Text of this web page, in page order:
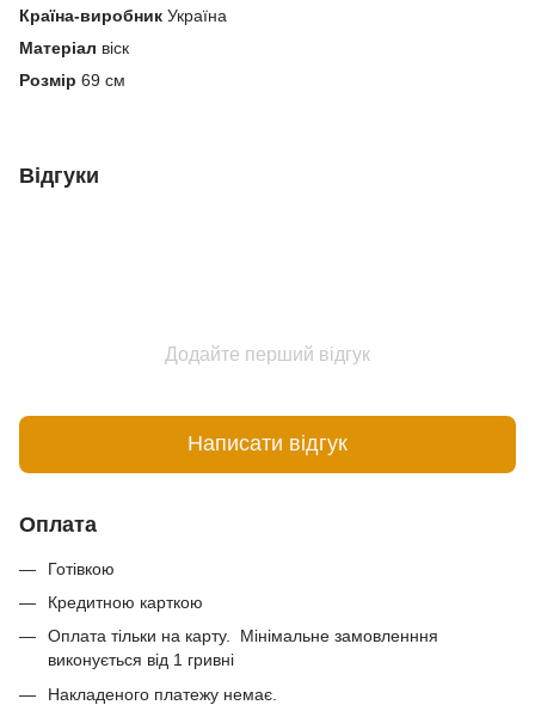
Країна-виробник Україна
Матеріал віск
Розмір 69 см
Відгуки
Додайте перший відгук
Написати відгук
Оплата
Готівкою
Кредитною карткою
Оплата тільки на карту. Мінімальне замовленння
виконується від 1 гривні
Накладеного платежу немає.